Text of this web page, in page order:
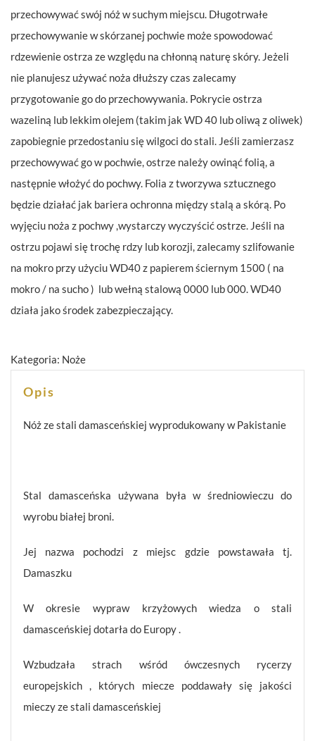
przechowywać swój nóż w suchym miejscu. Długotrwałe
przechowywanie w skórzanej pochwie może spowodować
rdzewienie ostrza ze względu na chłonną naturę skóry. Jeżeli
nie planujesz używać noża dłuższy czas zalecamy
przygotowanie go do przechowywania. Pokrycie ostrza
wazeliną lub lekkim olejem (takim jak WD 40 lub oliwą z oliwek)
zapobiegnie przedostaniu się wilgoci do stali. Jeśli zamierzasz
przechowywać go w pochwie, ostrze należy owinąć folią, a
następnie włożyć do pochwy. Folia z tworzywa sztucznego
będzie działać jak bariera ochronna między stalą a skórą. Po
wyjęciu noża z pochwy ,wystarczy wyczyścić ostrze. Jeśli na
ostrzu pojawi się trochę rdzy lub korozji, zalecamy szlifowanie
na mokro przy użyciu WD40 z papierem ściernym 1500 ( na
mokro / na sucho ) lub wełną stalową 0000 lub 000. WD40
działa jako środek zabezpieczający.
Kategoria: Noże
Opis
Nóż ze stali damasceńskiej wyprodukowany w Pakistanie
Stal damasceńska używana była w średniowieczu do
wyrobu białej broni.
Jej nazwa pochodzi z miejsc gdzie powstawała tj.
Damaszku
W okresie wypraw krzyżowych wiedza o stali
damasceńskiej dotarła do Europy .
Wzbudzała strach wśród ówczesnych rycerzy
europejskich , których miecze poddawały się jakości
mieczy ze stali damasceńskiej